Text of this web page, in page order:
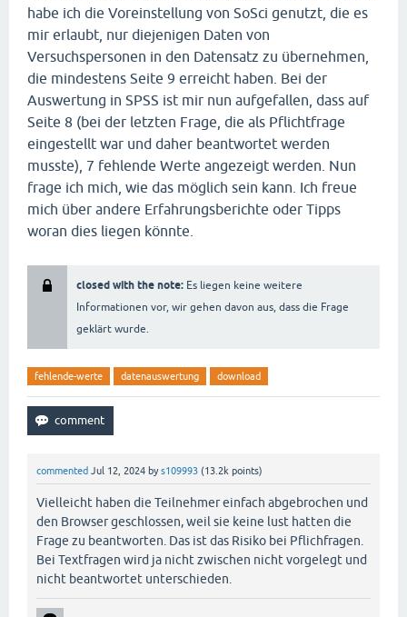
habe ich die Voreinstellung von SoSci genutzt, die es
mir erlaubt, nur diejenigen Daten von
Versuchspersonen in den Datensatz zu übernehmen,
die mindestens Seite 9 erreicht haben. Bei der
Auswertung in SPSS ist mir nun aufgefallen, dass auf
Seite 8 (bei der letzten Frage, die als Pflichtfrage
eingestellt war und daher beantwortet werden
musste), 7 fehlende Werte angezeigt werden. Nun
frage ich mich, wie das möglich sein kann. Ich freue
mich über andere Erfahrungsberichte oder Tipps
woran dies liegen könnte.
closed with the note: Es liegen keine weitere
Informationen vor, wir gehen davon aus, dass die Frage
geklärt wurde.
fehlende-werte datenauswertung download
commented Jul 12, 2024 bys109993 (13.2k points)
Vielleicht haben die Teilnehmer einfach abgebrochen und
den Browser geschlossen, weil sie keine lust hatten die
Frage zu beantworten. Das ist das Risiko bei Pflichfragen.
Bei Textfragen wird ja nicht zwischen nicht vorgelegt und
nicht beantwortet unterschieden.